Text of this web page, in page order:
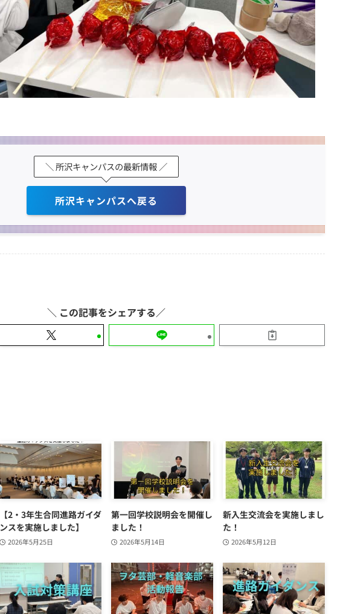
＼ 所沢キャンパスの最新情報 ／
所沢キャンパスへ戻る
【2・3年生合同進路ガイダ
ンスを実施しました】
2026年5月25日
第一回学校説明会を開催し
ました！
2026年5月14日
新入生交流会を実施しまし
た！
2026年5月12日